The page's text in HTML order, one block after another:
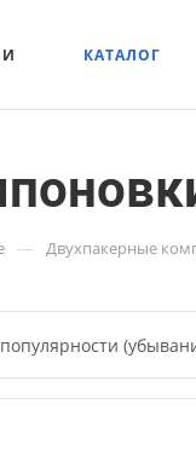
КАТАЛОГ
— Двухпакерные